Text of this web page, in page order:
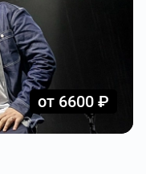
от 6600 ₽